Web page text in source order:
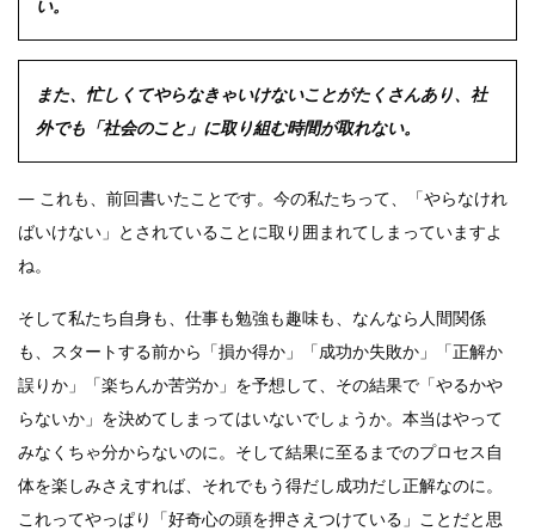
い。
また、忙しくてやらなきゃいけないことがたくさんあり、社
外でも「社会のこと」に取り組む時間が取れない。
― これも、前回書いたことです。今の私たちって、「やらなけれ
ばいけない」とされていることに取り囲まれてしまっていますよ
ね。
そして私たち自身も、仕事も勉強も趣味も、なんなら人間関係
も、スタートする前から「損か得か」「成功か失敗か」「正解か
誤りか」「楽ちんか苦労か」を予想して、その結果で「やるかや
らないか」を決めてしまってはいないでしょうか。本当はやって
みなくちゃ分からないのに。そして結果に至るまでのプロセス自
体を楽しみさえすれば、それでもう得だし成功だし正解なのに。
これってやっぱり「好奇心の頭を押さえつけている」ことだと思